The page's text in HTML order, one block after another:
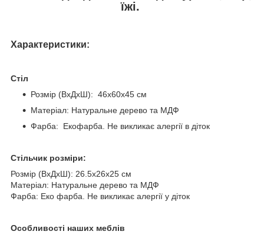
їжі.
Характеристики:
Стіл
Розмір (ВхДхШ): 46х60х45 см
Матеріал: Натуральне дерево та МДФ
Фарба: Екофарба. Не викликає алергії в діток
Стільчик розміри:
Розмір (ВхДхШ): 26.5х26х25 см
Матеріал: Натуральне дерево та МДФ
Фарба: Еко фарба. Не викликає алергії у діток
Особливості наших меблів